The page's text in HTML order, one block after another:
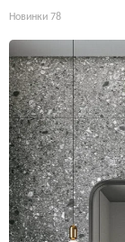
Новинки 78